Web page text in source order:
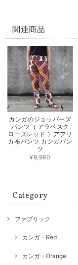
関連商品
カンガのジョッパーズ
パンツ（ アラベスク
ローズレッド ）アフリ
カ布パンツ カンガパン
ツ
¥9,980
Category
ファブリック
カンガ・Red
カンガ・Orange